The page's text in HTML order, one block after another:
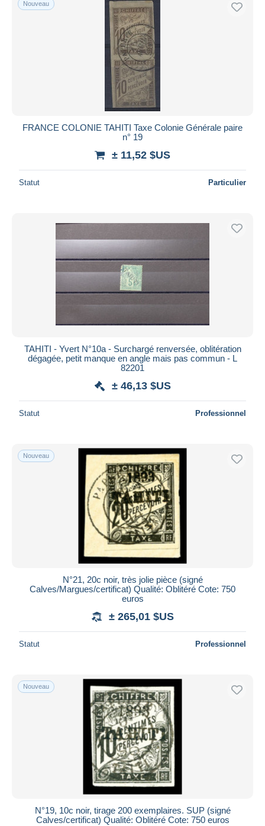
Uniquement en réduction
Méthodes de paiement
Virement bancaire
Mastercard
Bancontact
Maestro
Appliquer
Nouveau
FRANCE COLONIE TAHITI Taxe Colonie Générale paire
n° 19
± 11,52 $US
Statut Particulier
TAHITI - Yvert N°10a - Surchargé renversée, oblitération
dégagée, petit manque en angle mais pas commun - L
82201
± 46,13 $US
Statut Professionnel
Nouveau
N°21, 20c noir, très jolie pièce (signé
Calves/Margues/certificat) Qualité: Oblitéré Cote: 750
euros
± 265,01 $US
Statut Professionnel
Nouveau
N°19, 10c noir, tirage 200 exemplaires. SUP (signé
Calves/certificat) Qualité: Oblitéré Cote: 750 euros